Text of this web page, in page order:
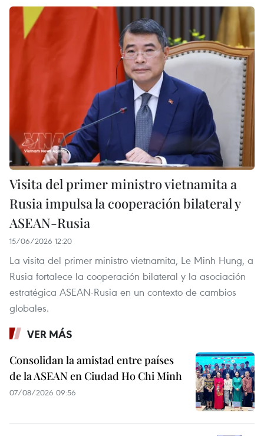
Visita del primer ministro vietnamita a
Rusia impulsa la cooperación bilateral y
ASEAN-Rusia
15/06/2026 12:20
La visita del primer ministro vietnamita, Le Minh Hung, a
Rusia fortalece la cooperación bilateral y la asociación
estratégica ASEAN-Rusia en un contexto de cambios
globales.
VER MÁS
Consolidan la amistad entre países
de la ASEAN en Ciudad Ho Chi Minh
07/08/2026 09:56